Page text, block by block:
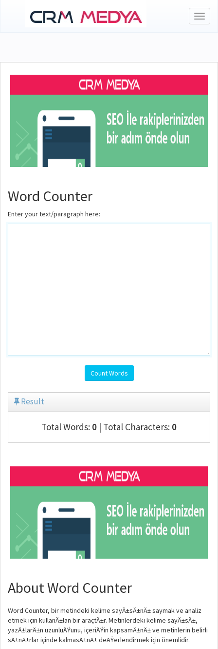
Word Counter
Enter your text/paragraph here:
Count Words
Result
Total Words: 0 | Total Characters: 0
About Word Counter
Word Counter, bir metindeki kelime sayÄ±sÄ±nÄ± saymak ve analiz
etmek için kullanÄ±lan bir araçtÄ±r. Metinlerdeki kelime sayÄ±sÄ±,
yazÄ±larÄ±n uzunluÄŸunu, içeriÄŸin kapsamÄ±nÄ± ve metinlerin belirli
sÄ±nÄ±rlar içinde kalmasÄ±nÄ± deÄŸerlendirmek için önemlidir.